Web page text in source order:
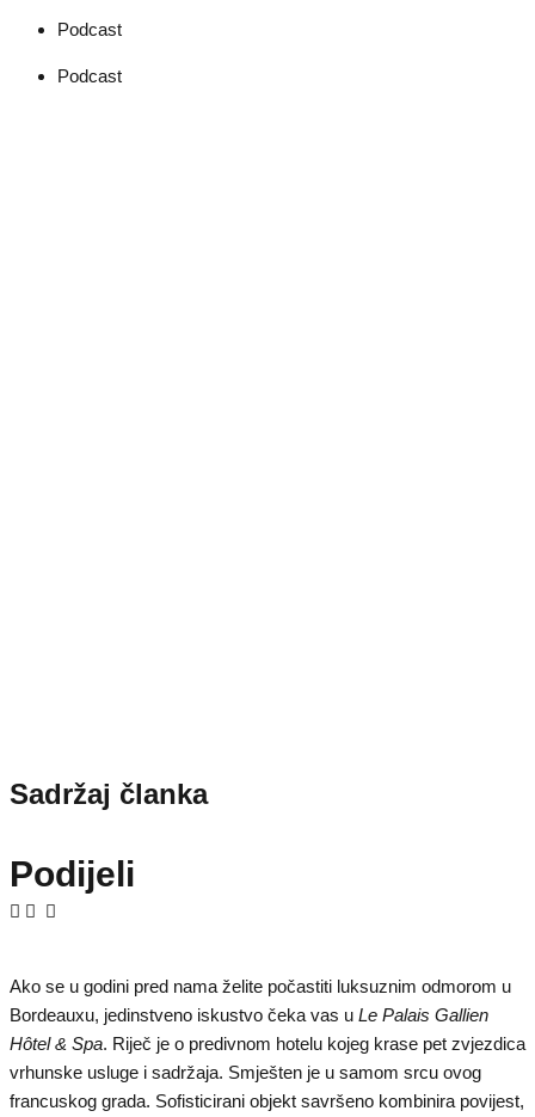
Podcast
Podcast
Sadržaj članka
Podijeli
Ako se u godini pred nama želite počastiti luksuznim odmorom u
Bordeauxu, jedinstveno iskustvo čeka vas u Le Palais Gallien
Hôtel & Spa. Riječ je o predivnom hotelu kojeg krase pet zvjezdica
vrhunske usluge i sadržaja. Smješten je u samom srcu ovog
francuskog grada. Sofisticirani objekt savršeno kombinira povijest,